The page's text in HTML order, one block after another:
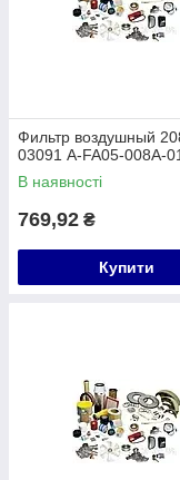
Фильтр воздушный
03091 A-FA05-008A-
В наявності
769,92 ₴
Купити